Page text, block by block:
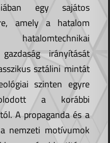
egy sajátos
amely a hatalom
irányítását
sztálini mintát
szinten egyre
a korábbi
A propaganda és a
nemzeti motívumok